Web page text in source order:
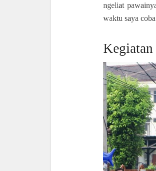
ngeliat
waktu saya